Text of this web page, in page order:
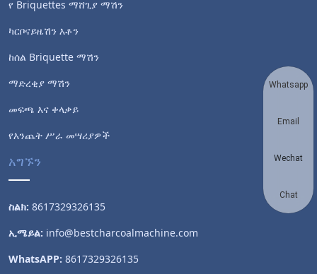
የ Briquettes ማሸጊያ ማሽን
ካርቦናይዜሽን እቶን
ከሰል Briquette ማሽን
ማድረቂያ ማሽን
መፍጫ እና ቀላቃይ
የእንጨት ሥራ መሣሪያዎች
አግኙን
ስልክ: 8617329326135
ኢሜይል: info@bestcharcoalmachine.com
WhatsAPP: 8617329326135
Whatsapp
Email
Wechat
Chat